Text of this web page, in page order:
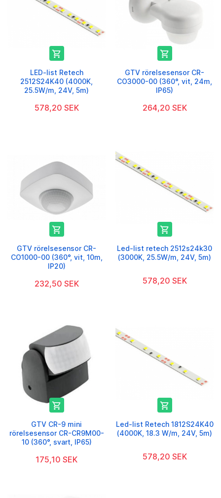

LED-list Retech
2512S24K40 (4000K,
25.5W/m, 24V, 5m)
578,20 SEK

GTV rörelsesensor CR-
CO3000-00 (360°, vit, 24m,
IP65)
264,20 SEK

GTV rörelsesensor CR-
CO1000-00 (360°, vit, 10m,
IP20)
232,50 SEK

Led-list retech 2512s24k30
(3000K, 25.5W/m, 24V, 5m)
578,20 SEK

GTV CR-9 mini
rörelsesensor CR-CR9M00-
10 (360°, svart, IP65)
175,10 SEK

Led-list Retech 1812S24K40
(4000K, 18.3 W/m, 24V, 5m)
578,20 SEK